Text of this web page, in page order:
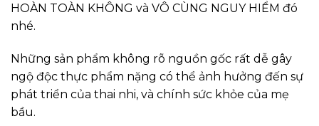
HOÀN TOÀN KHÔNG và VÔ CÙNG NGUY HIỂM đó
nhé.
Những sản phẩm không rõ nguồn gốc rất dễ gây
ngộ độc thực phẩm nặng có thể ảnh hưởng đến sự
phát triển của thai nhi, và chính sức khỏe của mẹ
bầu.